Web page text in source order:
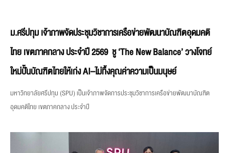
ม.ศรีปทุม เจ้าภาพจัดประชุมวิชาการเครือข่ายพัฒนาบัณฑิตอุดมคติ
ไทย เขตภาคกลาง ประจำปี 2569 ชู ‘The New Balance’ วางโจทย์
ใหม่ปั้นบัณฑิตไทยให้เก่ง AI–ไม่ทิ้งคุณค่าความเป็นมนุษย์
มหาวิทยาลัยศรีปทุม (SPU) เป็นเจ้าภาพจัดการประชุมวิชาการเครือข่ายพัฒนาบัณฑิต
อุดมคติไทย เขตภาคกลาง ประจำปี